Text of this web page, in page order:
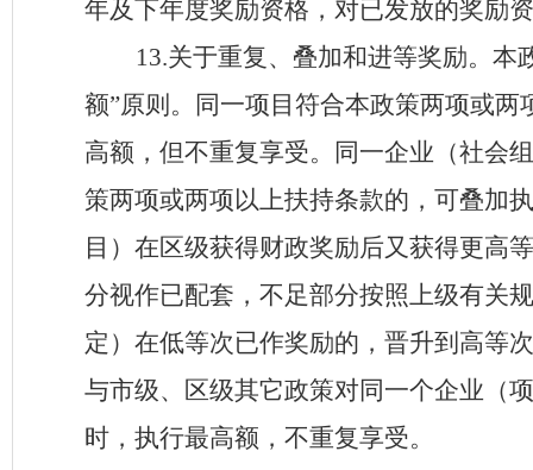
年及下年度奖励资格，对已发放的奖励
13.关于重复、叠加和进等奖励。本
额”原则。同一项目符合本政策两项或
高额，但不重复享受。同一企业（社会
策两项或两项以上扶持条款的，可叠加
目）在区级获得财政奖励后又获得更高
分视作已配套，不足部分按照上级有关
定）在低等次已作奖励的，晋升到高等
与市级、区级其它政策对同一个企业（
时，执行最高额，不重复享受。